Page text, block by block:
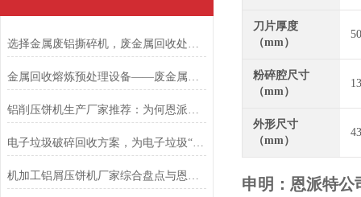
选择金属废铝撕碎机，废金属回收处理不再是难题
金属回收熔炼预处理设备——废金属锤击撕碎机
铝削压饼机生产厂家推荐：为何恩派特是您的优选合作伙伴
电子垃圾破碎回收方案，为电子垃圾“掘金”之旅再加速！
机加工铝屑压饼机厂家综合盘点与恩派特品牌实力解析
刀片厚度
（mm）
粉碎腔尺寸
（mm）
外形尺寸
（mm）
申明：恩派特公